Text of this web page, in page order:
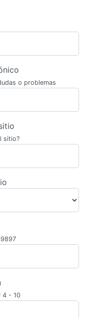
o problemas
sitio?
4 - 10